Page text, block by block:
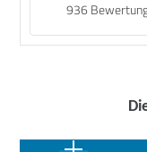
936